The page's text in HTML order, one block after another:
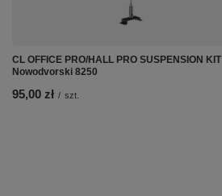
CL OFFICE PRO/HALL PRO SUSPENSION KIT
Nowodvorski 8250
95,00 zł / szt.